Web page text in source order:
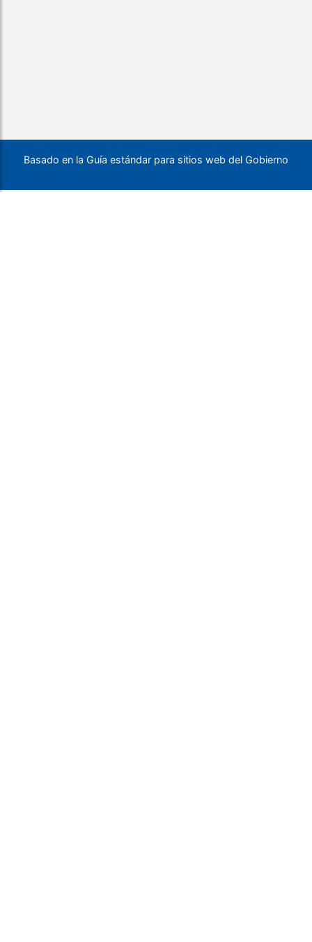
Basado en la Guía estándar para sitios web del Gobierno